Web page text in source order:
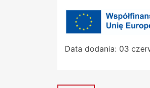
Data dodania: 03